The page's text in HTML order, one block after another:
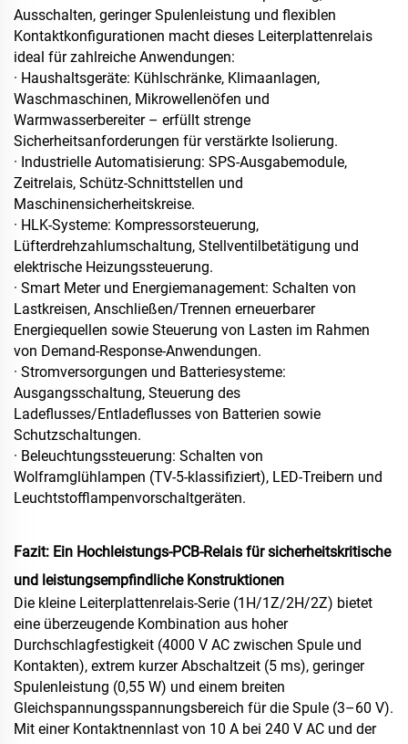
Ausschalten, geringer Spulenleistung und flexiblen
Kontaktkonfigurationen macht dieses Leiterplattenrelais
ideal für zahlreiche Anwendungen:
· Haushaltsgeräte: Kühlschränke, Klimaanlagen,
Waschmaschinen, Mikrowellenöfen und
Warmwasserbereiter – erfüllt strenge
Sicherheitsanforderungen für verstärkte Isolierung.
· Industrielle Automatisierung: SPS-Ausgabemodule,
Zeitrelais, Schütz-Schnittstellen und
Maschinensicherheitskreise.
· HLK-Systeme: Kompressorsteuerung,
Lüfterdrehzahlumschaltung, Stellventilbetätigung und
elektrische Heizungssteuerung.
· Smart Meter und Energiemanagement: Schalten von
Lastkreisen, Anschließen/Trennen erneuerbarer
Energiequellen sowie Steuerung von Lasten im Rahmen
von Demand-Response-Anwendungen.
· Stromversorgungen und Batteriesysteme:
Ausgangsschaltung, Steuerung des
Ladeflusses/Entladeflusses von Batterien sowie
Schutzschaltungen.
· Beleuchtungssteuerung: Schalten von
Wolframglühlampen (TV‑5-klassifiziert), LED-Treibern und
Leuchtstofflampenvorschaltgeräten.
Fazit: Ein Hochleistungs-PCB-Relais für sicherheitskritische
und leistungsempfindliche Konstruktionen
Die kleine Leiterplattenrelais-Serie (1H/1Z/2H/2Z) bietet
eine überzeugende Kombination aus hoher
Durchschlagfestigkeit (4000 V AC zwischen Spule und
Kontakten), extrem kurzer Abschaltzeit (5 ms), geringer
Spulenleistung (0,55 W) und einem breiten
Gleichspannungsspannungsbereich für die Spule (3–60 V).
Mit einer Kontaktnennlast von 10 A bei 240 V AC und der